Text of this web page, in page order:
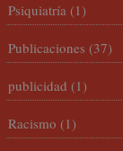
Psiquiatría (1)
Publicaciones (37)
publicidad (1)
Racismo (1)